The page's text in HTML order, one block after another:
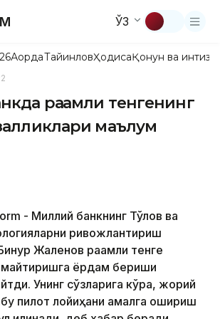
ЎЗ
АқордаТайинловҲодисаҚонун ва
рақамли тенгенинг
маълум
- Миллий банкнинг Тўлов ва
ривожлантириш
Жаленов рақамли тенге
ёрдам бериши
Унинг сўзларига кўра, жорий
пилот лойиҳани амалга ошириш